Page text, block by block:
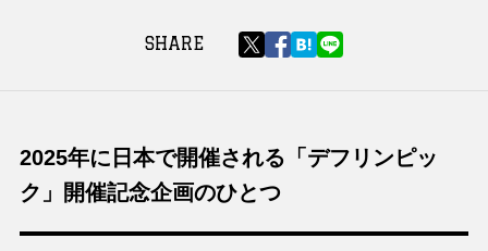
SHARE
2025年に日本で開催される「デフリンピッ
ク」開催記念企画のひとつ